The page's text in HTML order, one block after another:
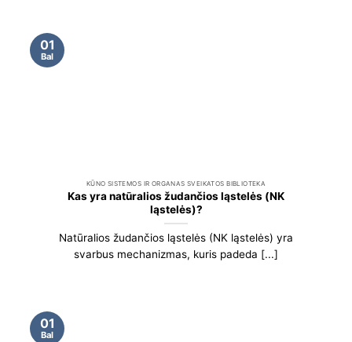
KŪNO SISTEMOS IR ORGANAS SVEIKATOS BIBLIOTEKA
Kas yra natūralios žudančios ląstelės (NK
ląstelės)?
Natūralios žudančios ląstelės (NK ląstelės) yra
svarbus mechanizmas, kuris padeda [...]
01
Bal
01
Bal